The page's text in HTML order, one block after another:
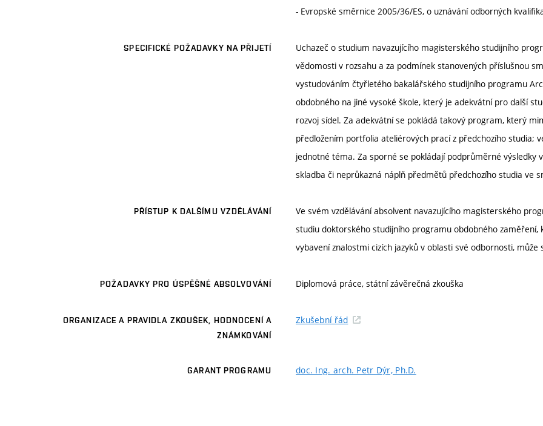
- Evropské směrnice 2005/36/ES, o uznávání odborných
SPECIFICKÉ POŽADAVKY NA PŘIJETÍ
Uchazeč o studium navazujícího magisterského studijního
vědomosti v rozsahu a za podmínek stanovených příslušnou
vystudováním čtyřletého bakalářského studijního programu
obdobného na jiné vysoké škole, který je adekvátní pro další
rozvoj sídel. Za adekvátní se pokládá takový program, který
předložením portfolia ateliérových prací z předchozího studia;
jednotné téma. Za sporné se pokládají podprůměrné výsledky
skladba či neprůkazná náplň předmětů předchozího studia ve
PŘÍSTUP K DALŠÍMU VZDĚLÁVÁNÍ
Ve svém vzdělávání absolvent navazujícího magisterského
studiu doktorského studijního programu obdobného
vybavení znalostmi cizích jazyků v oblasti své odbornosti, může
POŽADAVKY PRO ÚSPĚŠNÉ ABSOLVOVÁNÍ Diplomová práce, státní závěrečná zkouška
ORGANIZACE A PRAVIDLA ZKOUŠEK, HODNOCENÍ A
ZNÁMKOVÁNÍ
Zkušební řád
GARANT PROGRAMU doc. Ing. arch. Petr Dýr, Ph.D.